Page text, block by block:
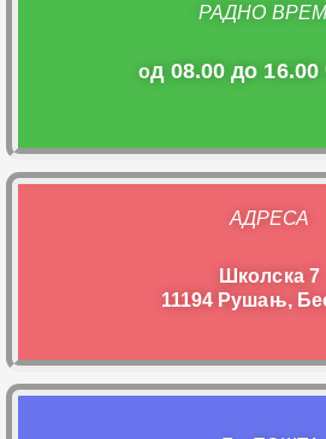
РАДНО
од 08.00 до 16.00
АДРЕСА
Школска 7
11194 Рушањ,